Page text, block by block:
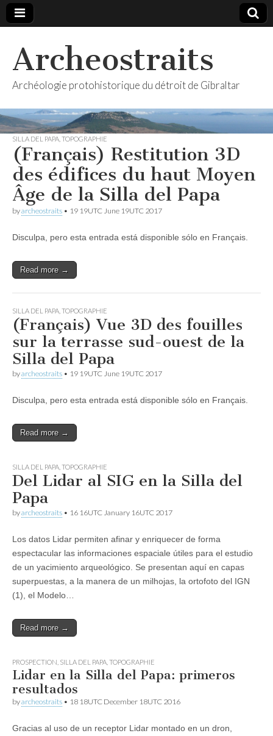
Archeostraits
Archéologie protohistorique du détroit de Gibraltar
SILLA DEL PAPA TOPOGRAPHIE
(Français) Restitution 3D
des édifices du haut Moyen
Âge de la Silla del Papa
byarcheostraits • 19 19UTC June 19UTC 2017
Disculpa, pero esta entrada está disponible sólo en Français.
Read more →
SILLA DEL PAPA TOPOGRAPHIE
(Français) Vue 3D des fouilles
sur la terrasse sud-ouest de la
Silla del Papa
byarcheostraits • 19 19UTC June 19UTC 2017
Disculpa, pero esta entrada está disponible sólo en Français.
Read more →
SILLA DEL PAPA TOPOGRAPHIE
Del Lidar al SIG en la Silla del
Papa
byarcheostraits • 16 16UTC January 16UTC 2017
Los datos Lidar permiten afinar y enriquecer de forma
espectacular las informaciones espaciale útiles para el estudio
de un yacimiento arqueológico. Se presentan aquí en capas
superpuestas, a la manera de un milhojas, la ortofoto del IGN
(1), el Modelo…
Read more →
PROSPECTION SILLA DEL PAPA TOPOGRAPHIE
Lidar en la Silla del Papa: primeros
resultados
byarcheostraits • 18 18UTC December 18UTC 2016
Gracias al uso de un receptor Lidar montado en un dron,